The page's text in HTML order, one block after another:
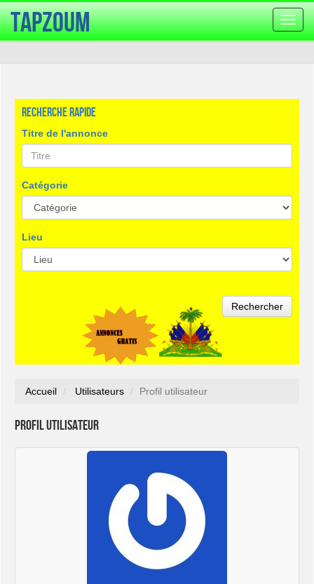
la
TapZoum
Recherche rapide
Titre de l'annonce
Catégorie
Lieu
Rechercher
Accueil Utilisateurs Profil utilisateur
Profil utilisateur